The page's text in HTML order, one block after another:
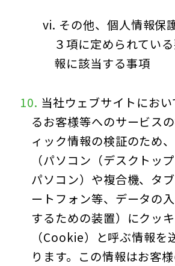
その他、個人情報保
３項に定められてい
報に該当する事項
当社ウェブサイトにお
るお客様等へのサービス
ィック情報の検証のため
（パソコン（デスクトッ
パソコン）や複合機、タ
ートフォン等、データの
するための装置）にクッ
（Cookie）と呼ぶ情報を
ります。この情報はお客